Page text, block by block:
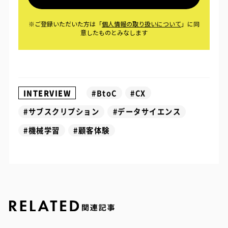
INTERVIEW #BtoC
#CX
#サブスクリプション
#データサイエンス
#機械学習
#顧客体験